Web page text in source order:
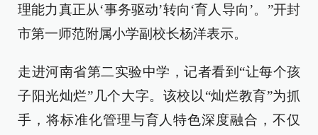
理能力真正从‘事务驱动’转向‘育人导向’。”开封
市第一师范附属小学副校长杨洋表示。
走进河南省第二实验中学，记者看到“让每个孩
子阳光灿烂”几个大字。该校以“灿烂教育”为抓
手，将标准化管理与育人特色深度融合，不仅